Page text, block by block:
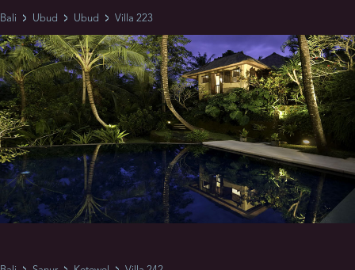
Bali Ubud Ubud Villa 223